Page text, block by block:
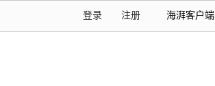
海湃客户端
注册
登录